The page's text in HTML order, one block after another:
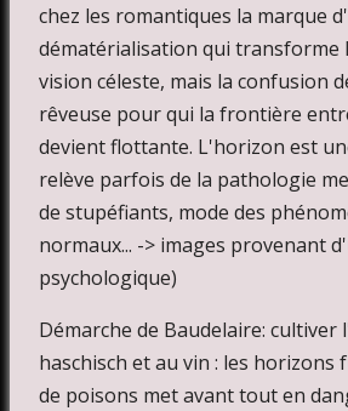
chez les romantiques la marque
dématérialisation qui transforme
vision céleste, mais la confusion
rêveuse pour qui la frontière
devient flottante. L'horizon est
relève parfois de la pathologie
de stupéfiants, mode des
normaux... -> images provenant
psychologique)
Démarche de Baudelaire: cultiver
haschisch et au vin : les horizons
de poisons met avant tout en